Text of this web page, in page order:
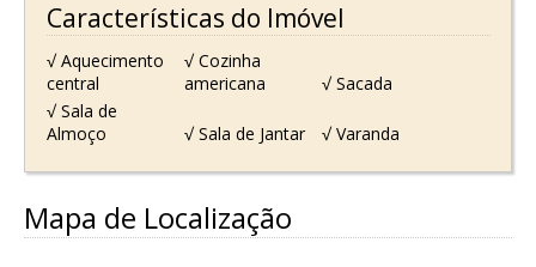
Características do Imóvel
√ Aquecimento
central
√ Cozinha
americana
√ Sacada
√ Sala de
Almoço
√ Sala de Jantar √ Varanda
Mapa de Localização